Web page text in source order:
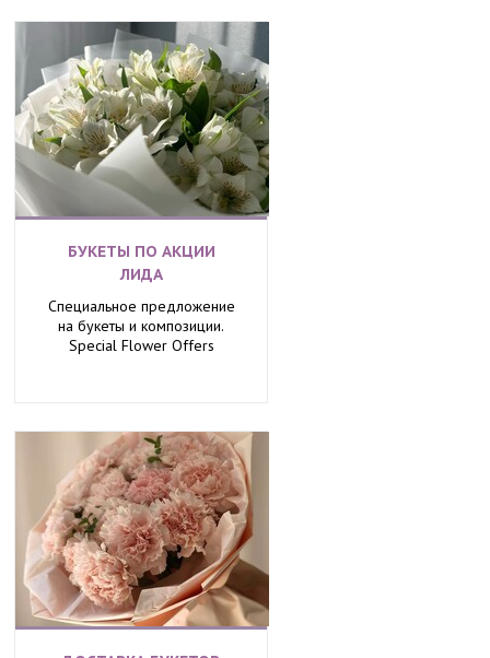
БУКЕТЫ ПО АКЦИИ
ЛИДА
Специальное предложение
на букеты и композиции.
Special Flower Offers